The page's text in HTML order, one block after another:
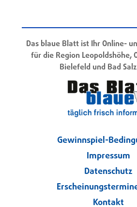
Das blaue Blatt ist Ihr Online-
für die Region Leopoldshöhe,
Bielefeld und Bad
Gewinnspiel-
Impressum
Datenschutz
Kontakt